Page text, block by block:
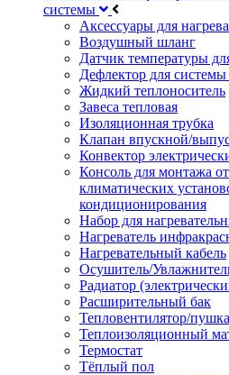
системы
Аксессуары для
Воздушный шланг
Датчик температуры
Дефлектор для
Жидкий теплоноситель
Завеса тепловая
Изоляционная трубка
Клапан впускной/
Конвектор
Консоль для монтажа
климатических
кондиционирования
Набор для
Нагреватель
Нагревательный кабель
Осушитель/
Радиатор
Расширительный бак
Тепловентилятор/
Теплоизоляционный
Термостат
Тёплый пол